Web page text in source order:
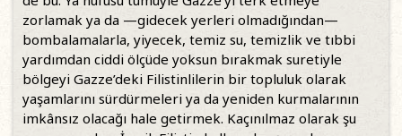
zorlamak ya da —gidecek yerleri olmadığından—
bombalamalarla, yiyecek, temiz su, temizlik ve tıbbi
yardımdan ciddi ölçüde yoksun bırakmak suretiyle
bölgeyi Gazze’deki Filistinlilerin bir topluluk olarak
yaşamlarını sürdürmeleri ya da yeniden kurmalarının
imkânsız olacağı hale getirmek. Kaçınılmaz olarak şu